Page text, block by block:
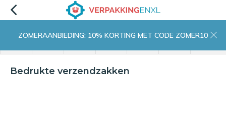
ZOMERAANBIEDING: 10% KORTING MET CODE ZOMER10
Bedrukte verzendzakken